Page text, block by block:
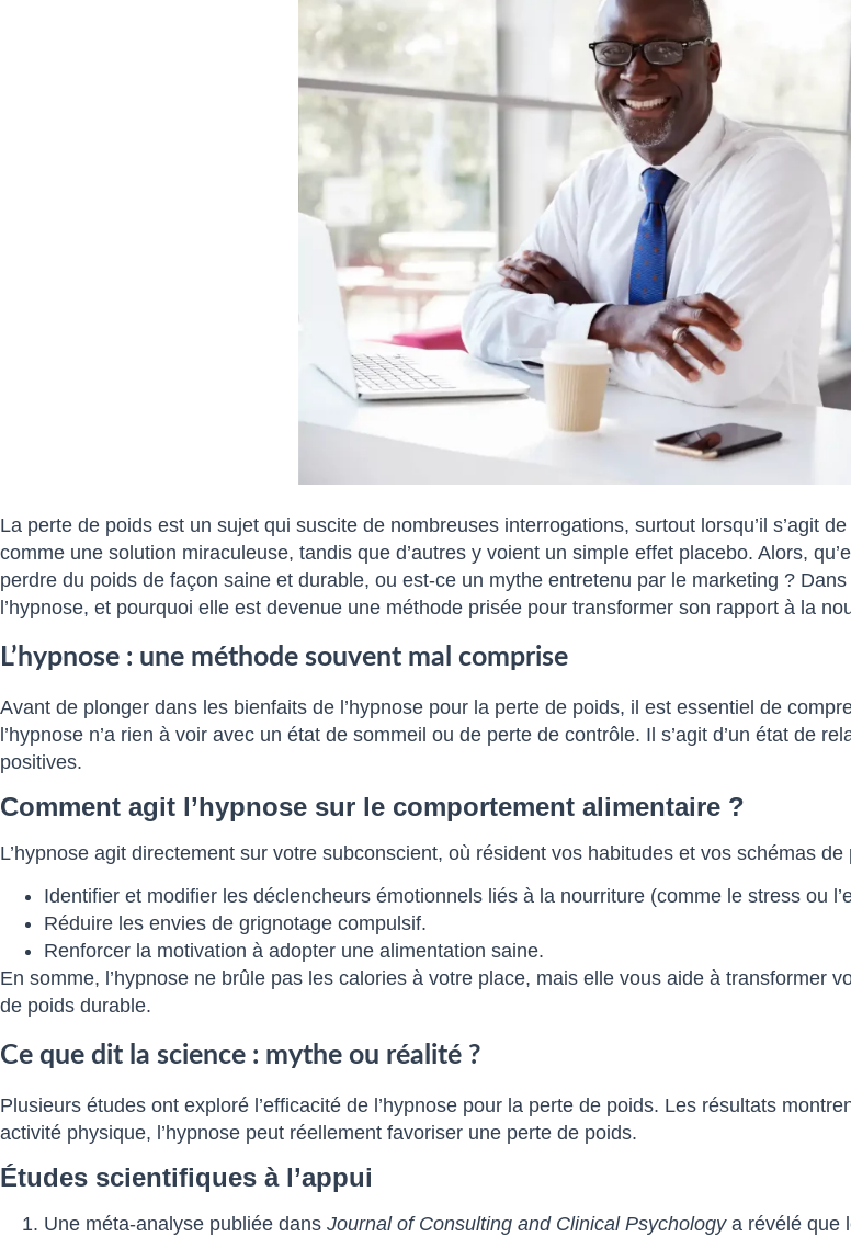
La perte de poids est un sujet qui suscite de nombreuses interrogations, surtout lorsqu’il s’agit
comme une solution miraculeuse, tandis que d’autres y voient un simple effet placebo. Alors,
perdre du poids de façon saine et durable, ou est-ce un mythe entretenu par le marketing ?
l’hypnose, et pourquoi elle est devenue une méthode prisée pour transformer son rapport à la
L’hypnose : une méthode souvent mal comprise
Avant de plonger dans les bienfaits de l’hypnose pour la perte de poids, il est essentiel de
l’hypnose n’a rien à voir avec un état de sommeil ou de perte de contrôle. Il s’agit d’un état de
positives.
Comment agit l’hypnose sur le comportement alimentaire ?
L’hypnose agit directement sur votre subconscient, où résident vos habitudes et vos schémas
Identifier et modifier les déclencheurs émotionnels liés à la nourriture (comme le stress ou
Réduire les envies de grignotage compulsif.
Renforcer la motivation à adopter une alimentation saine.
En somme, l’hypnose ne brûle pas les calories à votre place, mais elle vous aide à transformer
de poids durable.
Ce que dit la science : mythe ou réalité ?
Plusieurs études ont exploré l’efficacité de l’hypnose pour la perte de poids. Les résultats
activité physique, l’hypnose peut réellement favoriser une perte de poids.
Études scientifiques à l’appui
Une méta-analyse publiée dans Journal of Consulting and Clinical Psychologya révélé que